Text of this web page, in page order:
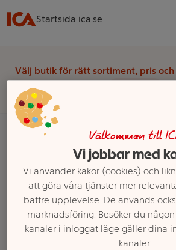
Startsida ica.se
Välj butik för rätt sortiment, pris
Apotek, Hälsa & Skönhet Hårvård
Ett exempel på onlinesortiment visas.
Produkter från Organic
Välkommen till
Vi jobbar med
Vi använder kakor (cookies) och
att göra våra tjänster mer
bättre upplevelse. De används
marknadsföring. Besöker du
kanaler i inloggat läge gäller dina
kanaler.